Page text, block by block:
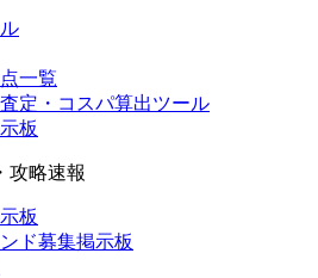
一覧
定・コスパ算出ツール
板
攻略速報
板
ド募集掲示板